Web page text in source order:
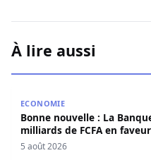
À lire aussi
ECONOMIE
Bonne nouvelle : La
milliards de FCFA en
5 août 2026